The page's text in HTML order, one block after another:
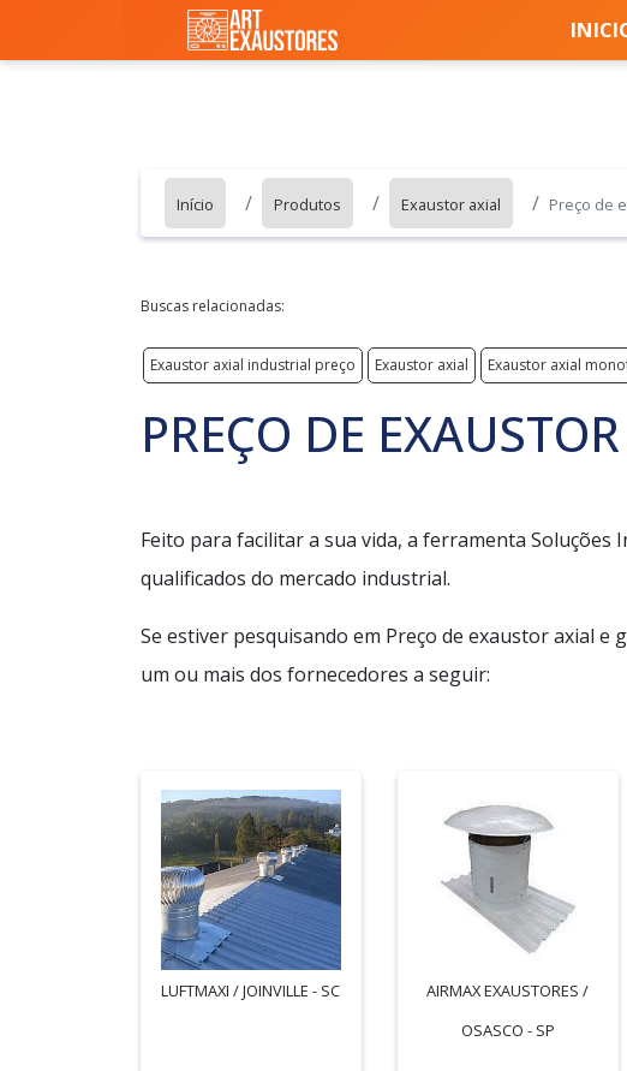
Início Produtos Exaustor axial Preço de
Buscas relacionadas:
Exaustor axial industrial preço Exaustor axial Exaustor axial
PREÇO DE
Feito para facilitar a sua vida, a ferramenta
qualificados do mercado industrial.
Se estiver pesquisando em Preço de exaustor axial
um ou mais dos fornecedores a seguir:
LUFTMAXI / JOINVILLE - SC
AIRMAX EXAUSTORES /
OSASCO - SP